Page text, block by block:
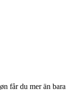
får du mer än bara